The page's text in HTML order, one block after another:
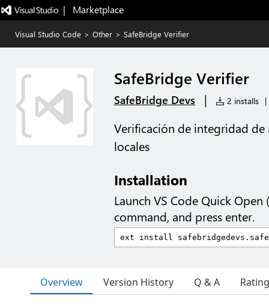
|   Marketplace
Visual Studio Code > Other > SafeBridge Verifier
SafeBridge Verifier
SafeBridge Devs | 2 installs |
Verificación de integridad
locales
Installation
Launch VS Code Quick Open (
command, and press enter.
Overview Version History Q & A